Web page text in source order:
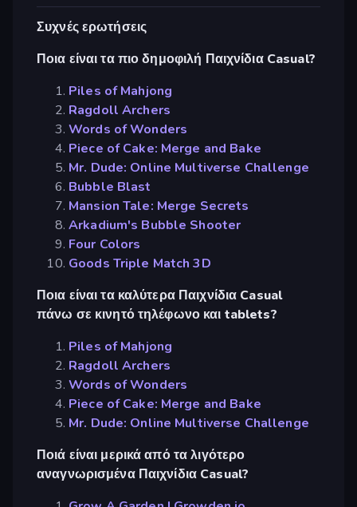
Συχνές ερωτήσεις
Ποια είναι τα πιο δημοφιλή Παιχνίδια Casual?
Piles of Mahjong
Ragdoll Archers
Words of Wonders
Piece of Cake: Merge and Bake
Mr. Dude: Online Multiverse Challenge
Bubble Blast
Mansion Tale: Merge Secrets
Arkadium's Bubble Shooter
Four Colors
Goods Triple Match 3D
Ποια είναι τα καλύτερα Παιχνίδια Casual
πάνω σε κινητό τηλέφωνο και tablets?
Piles of Mahjong
Ragdoll Archers
Words of Wonders
Piece of Cake: Merge and Bake
Mr. Dude: Online Multiverse Challenge
Ποιά είναι μερικά από τα λιγότερο
αναγνωρισμένα Παιχνίδια Casual?